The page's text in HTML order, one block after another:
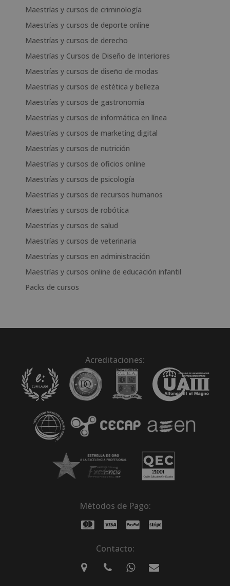
Maestrías y cursos de criminología
Maestrías y cursos de deporte online
Maestrías y cursos de derecho
Maestrías y Cursos de Diseño de Interiores
Maestrías y cursos de diseño de modas
Maestrías y cursos de estética y belleza
Maestrías y cursos de gastronomía
Maestrías y cursos de informática en línea
Maestrías y cursos de marketing digital
Maestrías y cursos de nutrición
Maestrías y cursos de oficios online
Maestrías y cursos de psicología
Maestrías y cursos de recursos humanos
Maestrías y cursos de robótica
Maestrías y cursos de salud
Maestrías y cursos de veterinaria
Maestrías y cursos en administración
Maestrías y cursos online de educación infantil
Packs de cursos
Acreditaciones:
Métodos de Pago:
Contacto: